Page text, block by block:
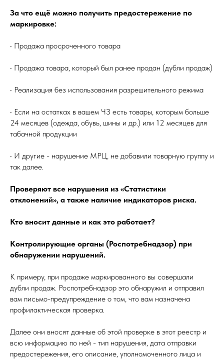
За что ещё можно получить предостережение по
маркировке:
• Продажа просроченного товара
• Продажа товара, который был ранее продан (дубли продаж)
• Реализация без использования разрешительного режима
• Если на остатках в вашем ЧЗ есть товары, которым больше
24 месяцев (одежда, обувь, шины и др.) или 12 месяцев для
табачной продукции
• И другие - нарушение МРЦ, не добавили товарную группу и
так далее.
Проверяют все нарушения из «Статистики
отклонений», а также наличие индикаторов риска.
Кто вносит данные и как это работает?
Контролирующие органы (Роспотребнадзор) при
обнаружении нарушений.
К примеру, при продаже маркированного вы совершали
дубли продаж. Роспотребнадзор это обнаружил и отправил
вам письмо-предупреждение о том, что вам назначена
профилактическая проверка.
Далее они вносят данные об этой проверке в этот реестр и
всю информацию по ней - тип нарушения, дата отправки
предостережения, его описание, уполномоченного лица и